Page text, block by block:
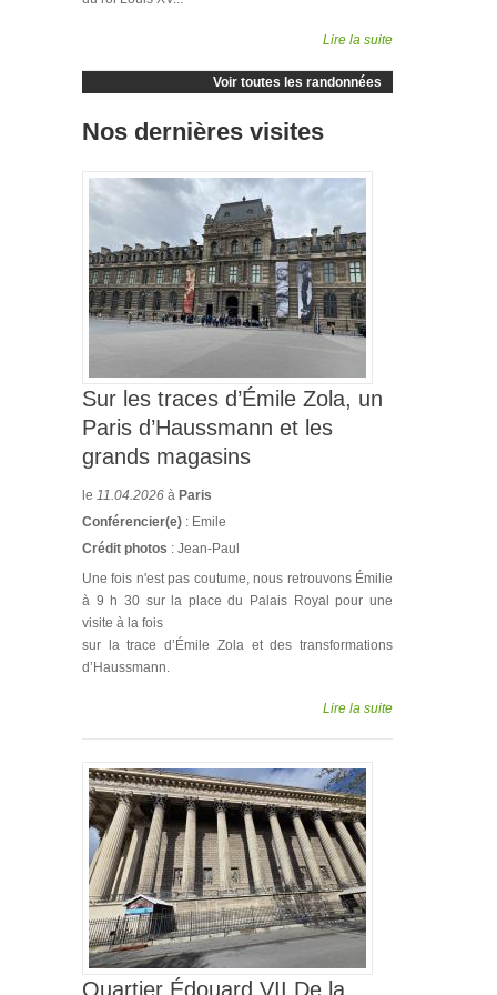
Lire la suite
Voir toutes les randonnées
Nos dernières visites
Sur les traces d’Émile Zola, un
Paris d’Haussmann et les
grands magasins
le 11.04.2026 à Paris
Conférencier(e) : Emile
Crédit photos : Jean-Paul
Une fois n'est pas coutume, nous retrouvons Émilie
à 9 h 30 sur la place du Palais Royal pour une
visite à la fois
sur la trace d’Émile Zola et des transformations
d’Haussmann.
Lire la suite
Quartier Édouard VII De la